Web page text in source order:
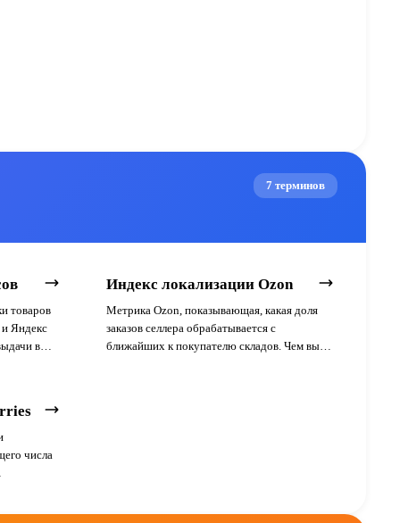
7 терминов
товаров
Яндекс
в
Индекс локализации Ozon
Метрика Ozon, показывающая, какая доля
заказов селлера обрабатывается с
ближайших к покупателю складов. Чем выше
числа